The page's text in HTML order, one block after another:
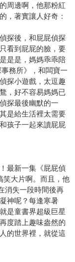
周邊啊，他那粉紅
，著實讓人好奇：
探後，和屁屁偵探
看到屁屁的臉，要
是是，媽媽乖乖陪
務所》，和闆寶一
探小遊戲，太逗趣
，好不容易媽媽已
探最後幽默的一
是給生活裡太需要
孩子一起來讀屁屁
最新一集《屁屁偵
笑大片啊。而且，他
消失一段時間後再
神呢？每逢寒暑
是童書界超級巨星
度踏上趣味盎然的
的世界裡，就從這